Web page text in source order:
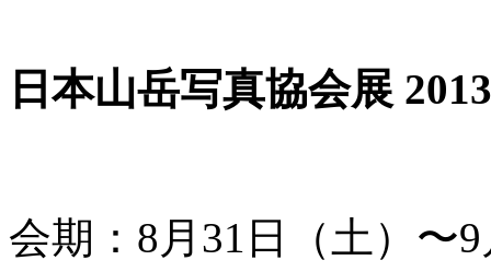
日本山岳写真協会展
会期：8月31日（土）〜